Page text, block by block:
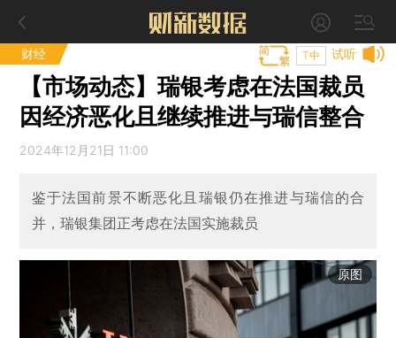
财经 试听
T中
【市场动态】瑞银考虑在法国裁员
因经济恶化且继续推进与瑞信整合
2024年12月21日 11:00
鉴于法国前景不断恶化且瑞银仍在推进与瑞信的合
并，瑞银集团正考虑在法国实施裁员
原图